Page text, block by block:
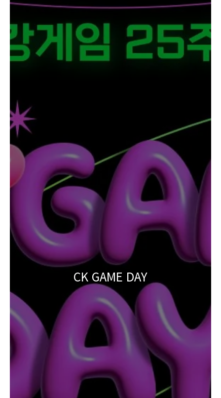
CK GAME DAY